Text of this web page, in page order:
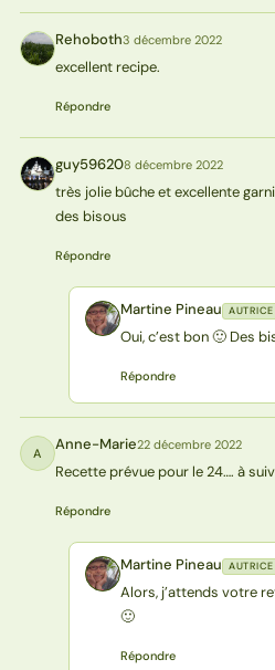
R Rehoboth3 décembre 2022
excellent recipe.
Répondre
G guy596208 décembre 2022
très jolie bûche et excellente
des bisous
Répondre
MP Martine Pineau AUTRICE
Oui, c’est bon 🙂 Des
Répondre
A Anne-Marie22 décembre 2022
Recette prévue pour le 24…. à
Répondre
MP Martine Pineau AUTRICE
Alors, j’attends votre
🙂
Répondre